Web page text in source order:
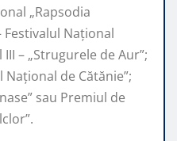
„Rapsodia
Festivalul Național
– „Strugurele de Aur”;
de Cătănie”;
sau Premiul de